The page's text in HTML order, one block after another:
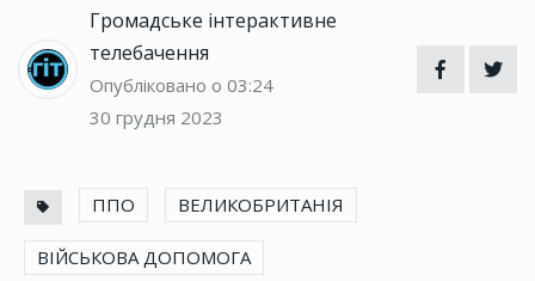
Громадське інтерактивне
телебачення
Опубліковано о 03:24
30 грудня 2023
ППО ВЕЛИКОБРИТАНІЯ
ВІЙСЬКОВА ДОПОМОГА